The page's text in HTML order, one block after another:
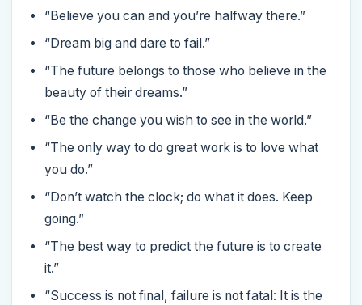
“Believe you can and you’re halfway there.”
“Dream big and dare to fail.”
“The future belongs to those who believe in the
beauty of their dreams.”
“Be the change you wish to see in the world.”
“The only way to do great work is to love what
you do.”
“Don’t watch the clock; do what it does. Keep
going.”
“The best way to predict the future is to create
it.”
“Success is not final, failure is not fatal: It is the